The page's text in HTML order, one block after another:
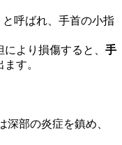
呼ばれ、手首の小指
より損傷すると、 手
ます。
部の炎症を鎮め、